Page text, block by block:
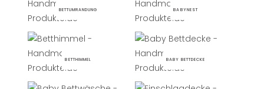
BETTUMRANDUNG BABYNEST
BETTHIMMEL BABY BETTDECKE